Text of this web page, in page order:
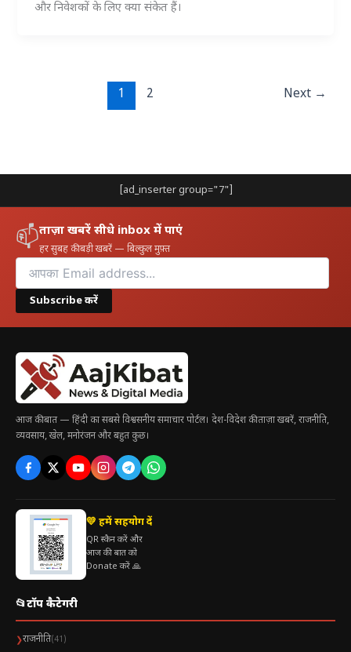
और निवेशकों के लिए क्या संकेत हैं।
1 2 Next →
[ad_inserter group="7"]
📫ताज़ा खबरें सीधे inbox में पाएं
हर सुबह की बड़ी खबरें — बिल्कुल मुफ़्त
Subscribe करें
आज की बात — हिंदी का सबसे विश्वसनीय समाचार पोर्टल। देश-विदेश की ताज़ा खबरें, राजनीति,
व्यवसाय, खेल, मनोरंजन और बहुत कुछ।
💛 हमें सहयोग दें
QR स्कैन करें और
आज की बात को
Donate करें 🙏
📂टॉप कैटेगरी
❯राजनीति(41)